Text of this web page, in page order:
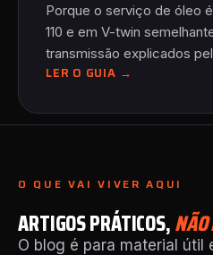
Porque o serviço de óleo
110 e em V-twin
transmissão explicados
LER O GUIA →
O QUE VAI VIVER AQUI
ARTIGOS PRÁTICOS,
O blog é para material útil